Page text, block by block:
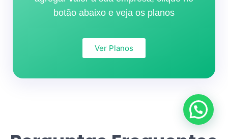
botão abaixo e veja os planos
Ver Planos